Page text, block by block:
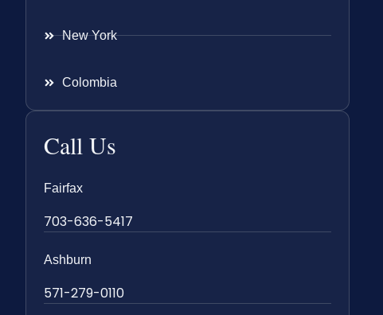
New York
Colombia
Call Us
Fairfax
703-636-5417
Ashburn
571-279-0110